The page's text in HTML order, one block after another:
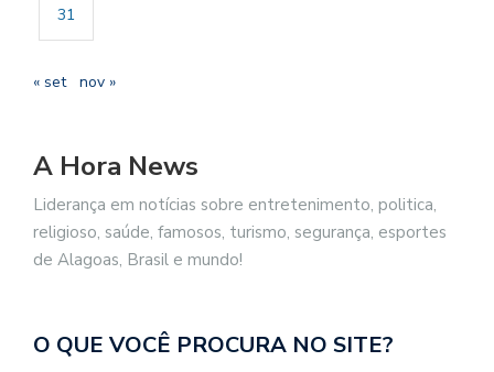
31
« set nov »
A Hora News
Liderança em notícias sobre entretenimento, politica,
religioso, saúde, famosos, turismo, segurança, esportes
de Alagoas, Brasil e mundo!
O QUE VOCÊ PROCURA NO SITE?